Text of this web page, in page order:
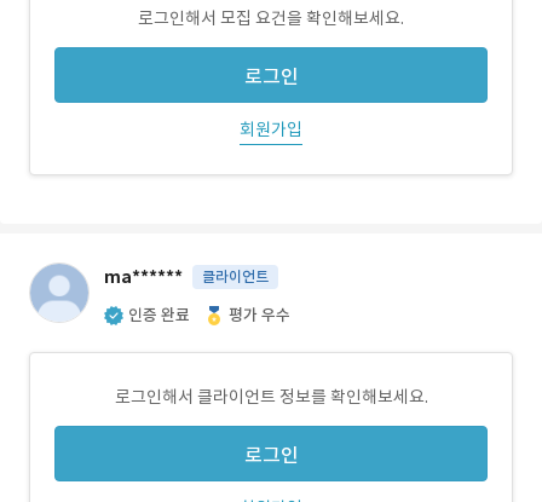
로그인해서 모집 요건을 확인해보세요.
로그인
회원가입
ma****** 클라이언트
인증 완료 평가 우수
로그인해서 클라이언트 정보를 확인해보세요.
로그인